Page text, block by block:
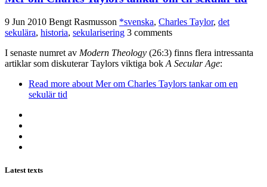
9 Jun 2010 Bengt Rasmusson *svenska, Charles Taylor, det
sekulära, historia, sekularisering 3 comments
I senaste numret av Modern Theology (26:3) finns flera intressanta
artiklar som diskuterar Taylors viktiga bok A Secular Age:
Read more about Mer om Charles Taylors tankar om en
sekulär tid
Latest texts